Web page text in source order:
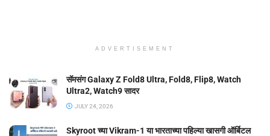
ADVERTISEMENT
सॅमसंग Galaxy Z Fold8 Ultra, Fold8, Flip8, Watch
Ultra2, Watch9 सादर
JULY 24, 2026
Skyroot च्या Vikram-1 या भारताच्या पहिल्या खासगी ऑर्बिटल